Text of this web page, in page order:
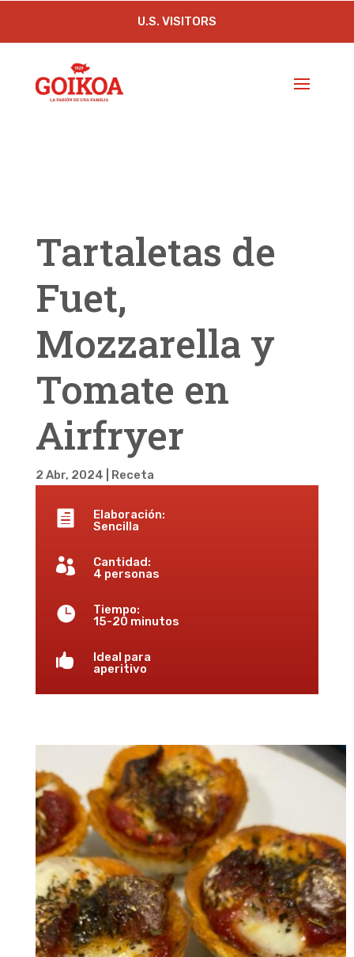
U.S. VISITORS
Tartaletas de
Fuet,
Mozzarella y
Tomate en
Airfryer
2 Abr, 2024 Receta

Elaboración:
Sencilla

Cantidad:
4 personas

Tiempo:
15-20 minutos

Ideal para
aperitivo